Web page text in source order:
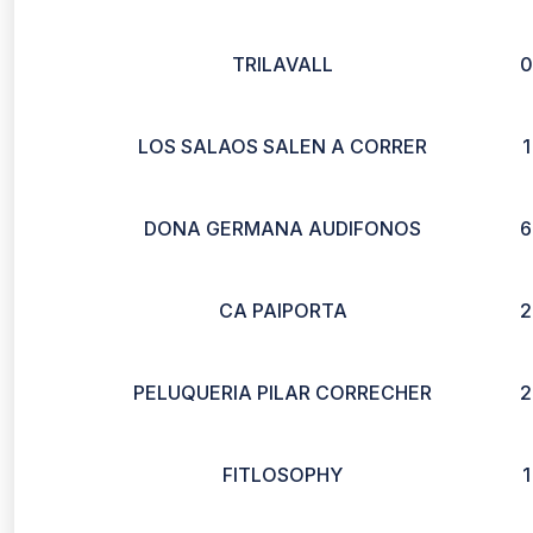
TRILAVALL 0
LOS SALAOS SALEN A CORRER 1
DONA GERMANA AUDIFONOS 6
CA PAIPORTA 2
PELUQUERIA PILAR CORRECHER 2
FITLOSOPHY 1